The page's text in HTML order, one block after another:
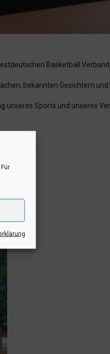
Basketball
bekannten Gesichtern und
Sports und unseres